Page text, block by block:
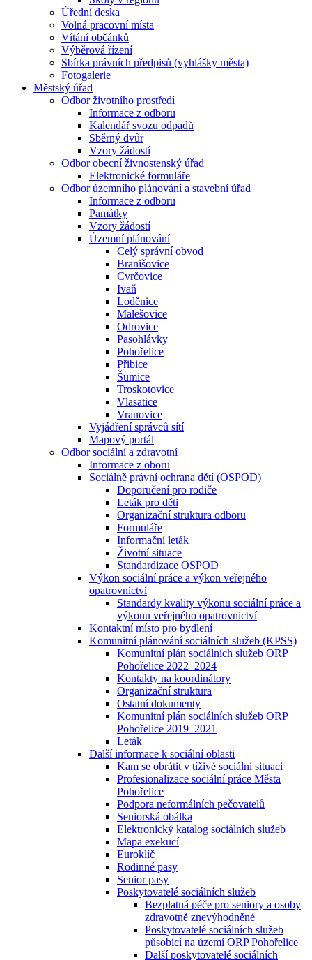
Úřední deska
Volná pracovní místa
Vítání občánků
Výběrová řízení
Sbírka právních předpisů (vyhlášky města)
Fotogalerie
Městský úřad
Odbor životního prostředí
Informace z odboru
Kalendář svozu odpadů
Sběrný dvůr
Vzory žádostí
Odbor obecní živnostenský úřad
Elektronické formuláře
Odbor územního plánování a stavební úřad
Informace z odboru
Památky
Vzory žádostí
Územní plánování
Celý správní obvod
Branišovice
Cvrčovice
Ivaň
Loděnice
Malešovice
Odrovice
Pasohlávky
Pohořelice
Přibice
Šumice
Troskotovice
Vlasatice
Vranovice
Vyjádření správců sítí
Mapový portál
Odbor sociální a zdravotní
Informace z oboru
Sociálně právní ochrana dětí (OSPOD)
Doporučení pro rodiče
Leták pro děti
Organizační struktura odboru
Formuláře
Informační leták
Životní situace
Standardizace OSPOD
Výkon sociální práce a výkon veřejného
opatrovnictví
Standardy kvality výkonu sociální práce a
výkonu veřejného opatrovnictví
Kontaktní místo pro bydlení
Komunitní plánování sociálních služeb (KPSS)
Komunitní plán sociálních služeb ORP
Pohořelice 2022–2024
Kontakty na koordinátory
Organizační struktura
Ostatní dokumenty
Komunitní plán sociálních služeb ORP
Pohořelice 2019–2021
Leták
Další informace k sociální oblasti
Kam se obrátit v tíživé sociální situaci
Profesionalizace sociální práce Města
Pohořelice
Podpora neformálních pečovatelů
Seniorská obálka
Elektronický katalog sociálních služeb
Mapa exekucí
Euroklíč
Rodinné pasy
Senior pasy
Poskytovatelé sociálních služeb
Bezplatná péče pro seniory a osoby
zdravotně znevýhodněné
Poskytovatelé sociálních služeb
působící na území ORP Pohořelice
Další poskytovatelé sociálních